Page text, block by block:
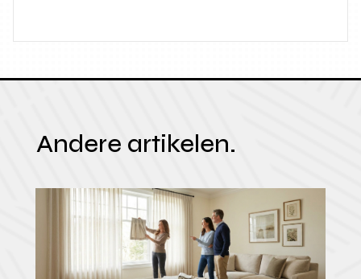
Andere artikelen.